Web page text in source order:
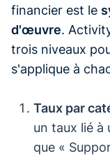
financier est le
d'œuvre.
trois niveaux
s'applique à
Taux par
un taux lié à
que «